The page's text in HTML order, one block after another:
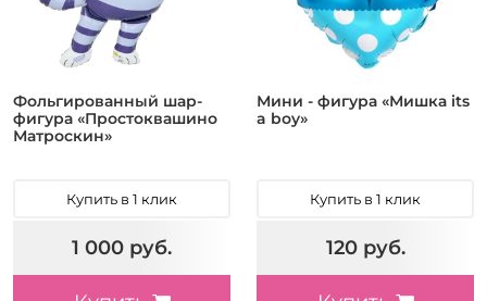
Фольгированный шар-
фигура «Простоквашино
Матроскин»
Купить в 1 клик
1 000 руб.
Мини - фигура «Мишка its
a boy»
Купить в 1 клик
120 руб.